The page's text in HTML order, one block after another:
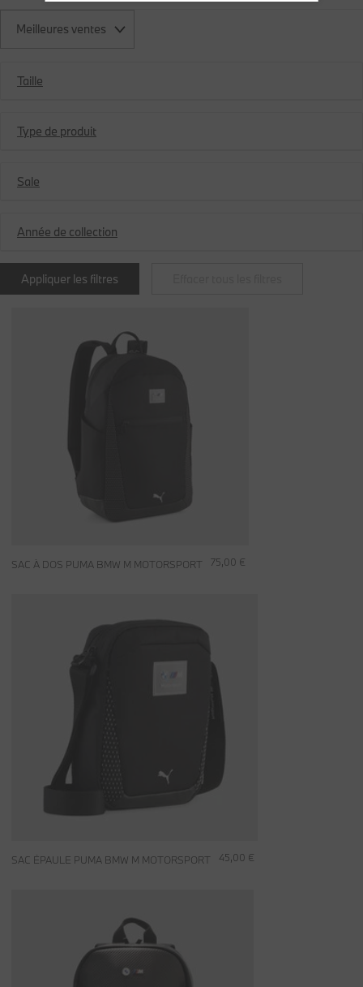
Meilleures ventes
Taille
Type de produit
Sale
Année de collection
Appliquer les filtres
75,00 €
SAC À DOS PUMA BMW M MOTORSPORT
45,00 €
SAC ÉPAULE PUMA BMW M MOTORSPORT